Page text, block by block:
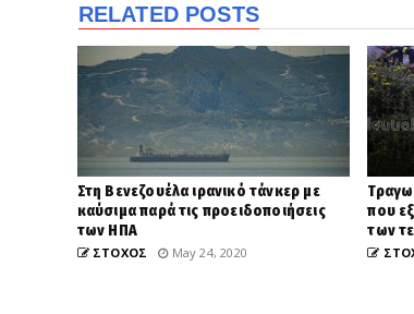
RELATED POSTS
Στη Βενεζουέλα ιρανικό τάνκερ με
καύσιμα παρά τις προειδοποιήσεις
των ΗΠΑ
ΣΤΟΧΟΣ May 24, 2020
που
των